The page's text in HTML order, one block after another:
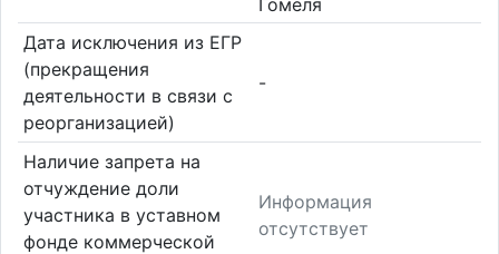
Дата исключения из ЕГР
(прекращения
деятельности в связи с
реорганизацией)
-
Наличие запрета на
отчуждение доли
участника в уставном
фонде коммерческой
Информация
отсутствует